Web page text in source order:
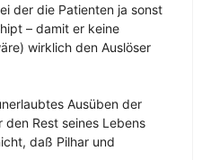
der die Patienten ja sonst
– damit er keine
wirklich den Auslöser
Ausüben der
Rest seines Lebens
daß Pilhar und